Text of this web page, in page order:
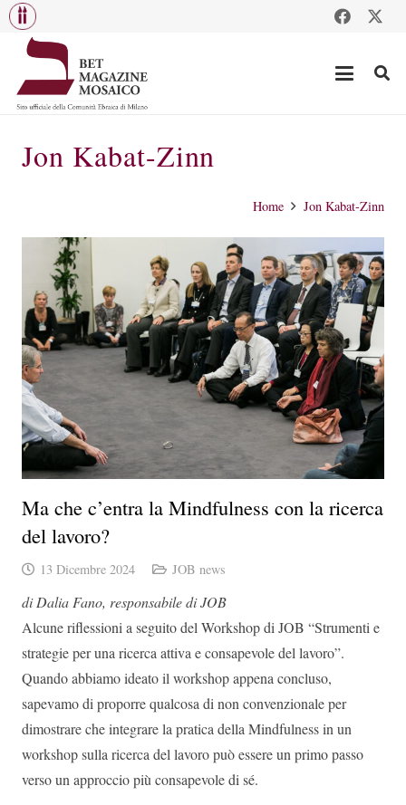
Jon Kabat-Zinn
Home Jon Kabat-Zinn
Ma che c’entra la Mindfulness con la ricerca
del lavoro?
13 Dicembre 2024 JOB news
di Dalia Fano, responsabile di JOB
Alcune riflessioni a seguito del Workshop di JOB “Strumenti e
strategie per una ricerca attiva e consapevole del lavoro”.
Quando abbiamo ideato il workshop appena concluso,
sapevamo di proporre qualcosa di non convenzionale per
dimostrare che integrare la pratica della Mindfulness in un
workshop sulla ricerca del lavoro può essere un primo passo
verso un approccio più consapevole di sé.